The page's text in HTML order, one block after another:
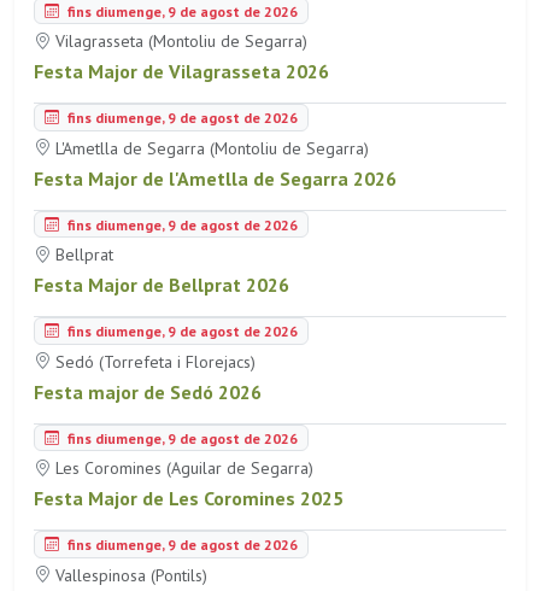
fins diumenge, 9 de agost de 2026
Vilagrasseta (Montoliu de Segarra)
Festa Major de Vilagrasseta 2026
fins diumenge, 9 de agost de 2026
L'Ametlla de Segarra (Montoliu de Segarra)
Festa Major de l'Ametlla de Segarra 2026
fins diumenge, 9 de agost de 2026
Bellprat
Festa Major de Bellprat 2026
fins diumenge, 9 de agost de 2026
Sedó (Torrefeta i Florejacs)
Festa major de Sedó 2026
fins diumenge, 9 de agost de 2026
Les Coromines (Aguilar de Segarra)
Festa Major de Les Coromines 2025
fins diumenge, 9 de agost de 2026
Vallespinosa (Pontils)